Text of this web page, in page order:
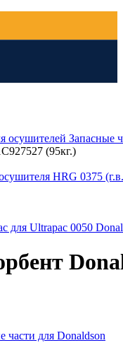
осушителей Запасные
(95кг.)
HRG 0375
для Ultrapac 0050
части для Donaldson